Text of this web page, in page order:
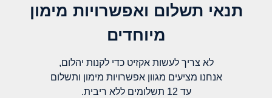
תנאי תשלום ואפשרויות מימון
מיוחדים
לא צריך לעשות אקזיט כדי לקנות יהלום,
אנחנו מציעים מגוון אפשרויות מימון ותשלום
עד 12 תשלומים ללא ריבית.